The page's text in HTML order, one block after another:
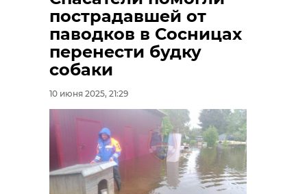
пострадавшей от
паводков в Сосницах
перенести будку
собаки
10 июня 2025, 21:29